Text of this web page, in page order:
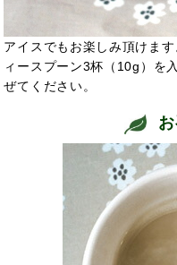
アイスでもお楽しみ頂けま
ィースプーン3杯（10g）を
ぜてください。